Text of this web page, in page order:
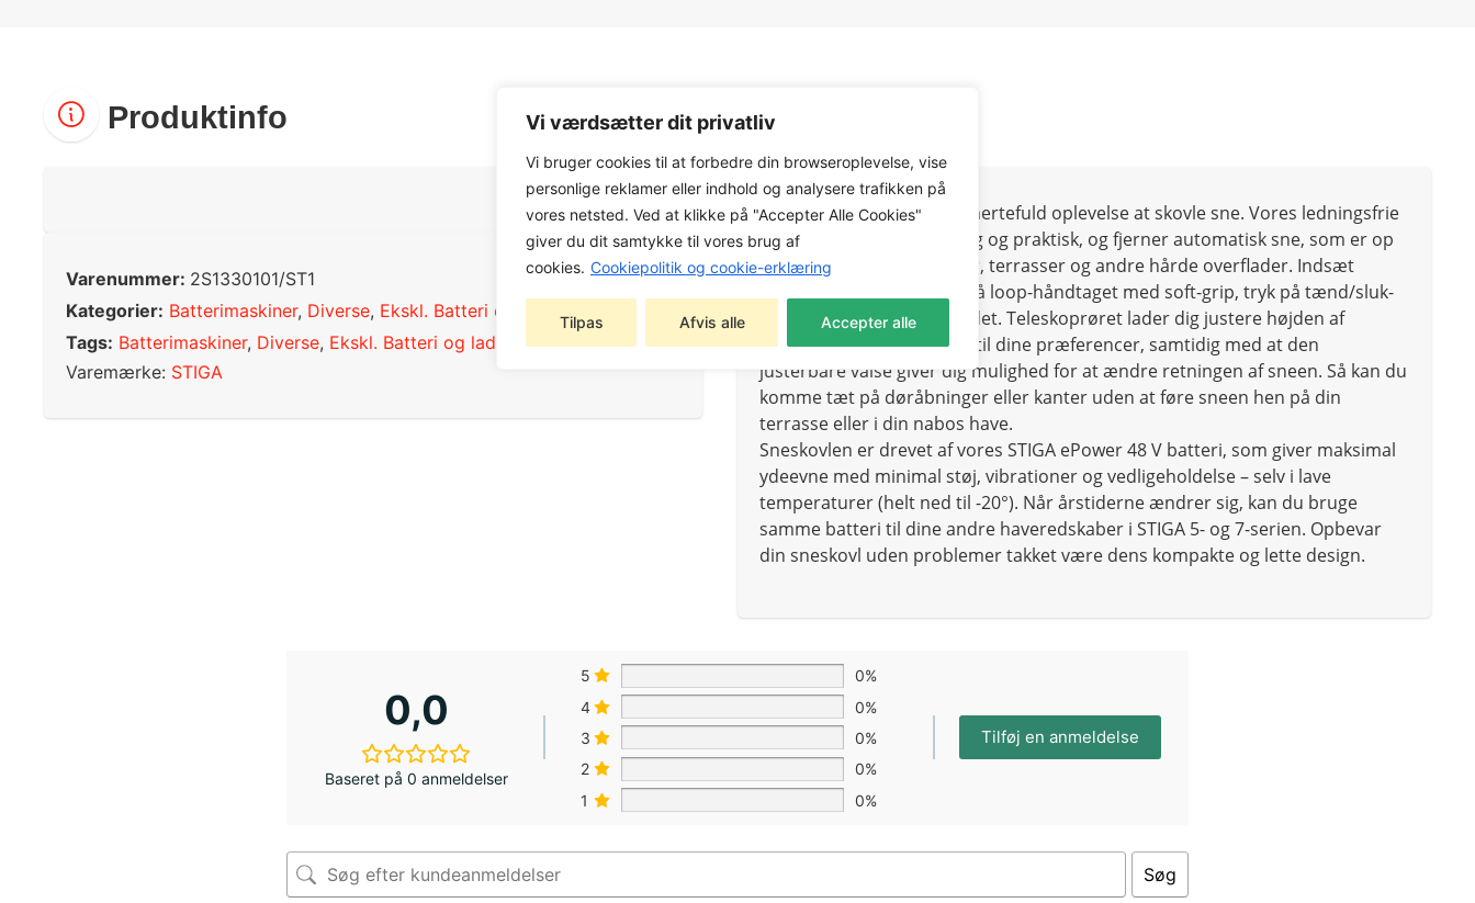
Vi værdsætter dit privatliv
Vi bruger cookies til at forbedre din browseroplevelse, vise
personlige reklamer eller indhold og analysere trafikken på
vores netsted. Ved at klikke på "Accepter Alle Cookies"
giver du dit samtykke til vores brug af
cookies. Cookiepolitik og cookie-erklæring
Tilpas Afvis alle Accepter alle
Produktinfo
Varenummer: 2S1330101/ST1
Kategorier: Batterimaskiner, Diverse, Ekskl. Batteri og lader
Tags: Batterimaskiner, Diverse, Ekskl. Batteri og lader
Varemærke: STIGA
Det burde ikke være en smertefuld oplevelse at skovle sne. Vores ledningsfrie
sneskovl er både behagelig og praktisk, og fjerner automatisk sne, som er op
til 15 cm dyb fra indkørsler, terrasser og andre hårde overflader. Indsæt
batteriet, placér hånden på loop-håndtaget med soft-grip, tryk på tænd/sluk-
knappen og begynd arbejdet. Teleskoprøret lader dig justere højden af
sneskovlen så den passer til dine præferencer, samtidig med at den
justerbare valse giver dig mulighed for at ændre retningen af sneen. Så kan du
komme tæt på døråbninger eller kanter uden at føre sneen hen på din
terrasse eller i din nabos have.
Sneskovlen er drevet af vores STIGA ePower 48 V batteri, som giver maksimal
ydeevne med minimal støj, vibrationer og vedligeholdelse – selv i lave
temperaturer (helt ned til -20°). Når årstiderne ændrer sig, kan du bruge
samme batteri til dine andre haveredskaber i STIGA 5- og 7-serien. Opbevar
din sneskovl uden problemer takket være dens kompakte og lette design.
0,0
Baseret på 0 anmeldelser
5
0%
4
0%
3
0%
2
0%
1
0%
Tilføj en anmeldelse
Søg